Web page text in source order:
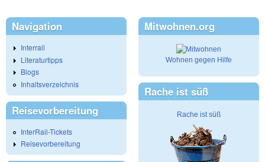
Navigation
Interrail
Literaturtipps
Blogs
Inhaltsverzeichnis
Reisevorbereitung
InterRail-Tickets
Reisevorbereitung
Mitwohnen.org
Wohnen gegen Hilfe
Rache ist süß
Rache ist süß